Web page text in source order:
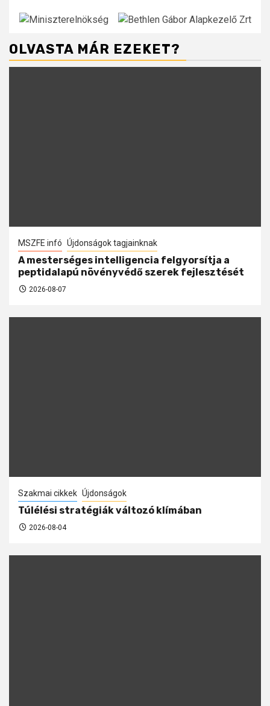
OLVASTA MÁR EZEKET?
MSZFE infó Újdonságok tagjainknak
A mesterséges intelligencia felgyorsítja a
peptidalapú növényvédő szerek fejlesztését
2026-08-07
Szakmai cikkek Újdonságok
Túlélési stratégiák változó klímában
2026-08-04